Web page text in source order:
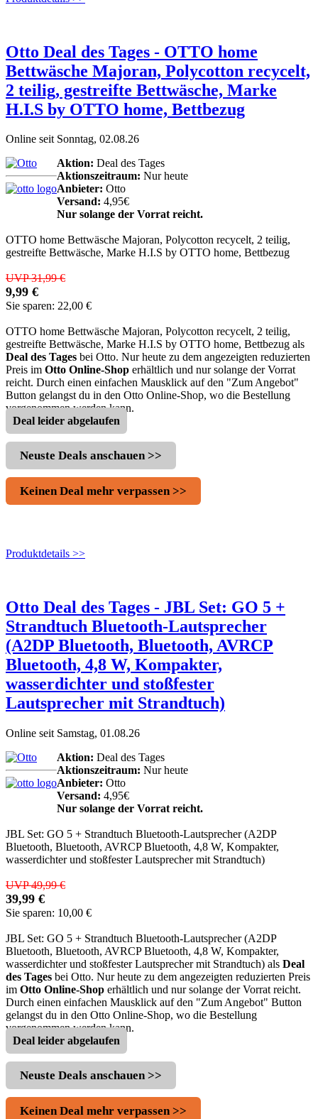
Otto Deal des Tages - OTTO home
Bettwäsche Majoran, Polycotton recycelt,
2 teilig, gestreifte Bettwäsche, Marke
H.I.S by OTTO home, Bettbezug
Online seit Sonntag, 02.08.26
Aktion: Deal des Tages
Aktionszeitraum: Nur heute
Anbieter: Otto
Versand: 4,95€
Nur solange der Vorrat reicht.
OTTO home Bettwäsche Majoran, Polycotton recycelt, 2 teilig,
gestreifte Bettwäsche, Marke H.I.S by OTTO home, Bettbezug
UVP 31,99 €
9,99 €
Sie sparen: 22,00 €
OTTO home Bettwäsche Majoran, Polycotton recycelt, 2 teilig,
gestreifte Bettwäsche, Marke H.I.S by OTTO home, Bettbezug als
Deal des Tages bei Otto. Nur heute zu dem angezeigten reduzierten
Preis im Otto Online-Shop erhältlich und nur solange der Vorrat
reicht. Durch einen einfachen Mausklick auf den "Zum Angebot"
Button gelangst du in den Otto Online-Shop, wo die Bestellung
vorgenommen werden kann.
Deal leider abgelaufen
Neuste Deals anschauen >>
Keinen Deal mehr verpassen >>
Produktdetails >>
Otto Deal des Tages - JBL Set: GO 5 +
Strandtuch Bluetooth-Lautsprecher
(A2DP Bluetooth, Bluetooth, AVRCP
Bluetooth, 4,8 W, Kompakter,
wasserdichter und stoßfester
Lautsprecher mit Strandtuch)
Online seit Samstag, 01.08.26
Aktion: Deal des Tages
Aktionszeitraum: Nur heute
Anbieter: Otto
Versand: 4,95€
Nur solange der Vorrat reicht.
JBL Set: GO 5 + Strandtuch Bluetooth-Lautsprecher (A2DP
Bluetooth, Bluetooth, AVRCP Bluetooth, 4,8 W, Kompakter,
wasserdichter und stoßfester Lautsprecher mit Strandtuch)
UVP 49,99 €
39,99 €
Sie sparen: 10,00 €
JBL Set: GO 5 + Strandtuch Bluetooth-Lautsprecher (A2DP
Bluetooth, Bluetooth, AVRCP Bluetooth, 4,8 W, Kompakter,
wasserdichter und stoßfester Lautsprecher mit Strandtuch) als Deal
des Tages bei Otto. Nur heute zu dem angezeigten reduzierten Preis
im Otto Online-Shop erhältlich und nur solange der Vorrat reicht.
Durch einen einfachen Mausklick auf den "Zum Angebot" Button
gelangst du in den Otto Online-Shop, wo die Bestellung
vorgenommen werden kann.
Deal leider abgelaufen
Neuste Deals anschauen >>
Keinen Deal mehr verpassen >>